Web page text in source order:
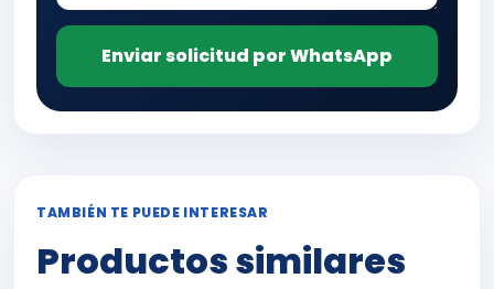
Enviar solicitud por WhatsApp
TAMBIÉN TE PUEDE INTERESAR
Productos similares